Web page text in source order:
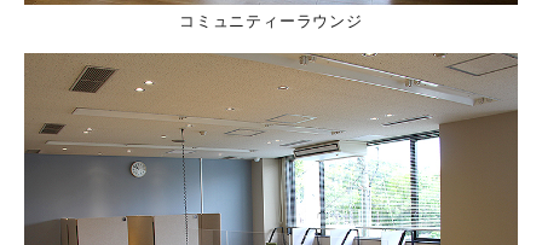
コミュニティーラウンジ